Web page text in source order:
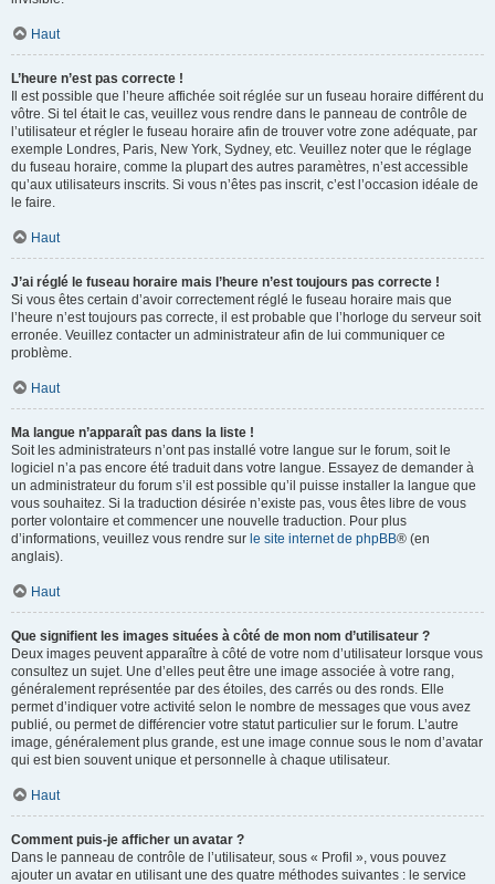
Haut
L’heure n’est pas correcte !
Il est possible que l’heure affichée soit réglée sur un fuseau horaire différent du
vôtre. Si tel était le cas, veuillez vous rendre dans le panneau de contrôle de
l’utilisateur et régler le fuseau horaire afin de trouver votre zone adéquate, par
exemple Londres, Paris, New York, Sydney, etc. Veuillez noter que le réglage
du fuseau horaire, comme la plupart des autres paramètres, n’est accessible
qu’aux utilisateurs inscrits. Si vous n’êtes pas inscrit, c’est l’occasion idéale de
le faire.
Haut
J’ai réglé le fuseau horaire mais l’heure n’est toujours pas correcte !
Si vous êtes certain d’avoir correctement réglé le fuseau horaire mais que
l’heure n’est toujours pas correcte, il est probable que l’horloge du serveur soit
erronée. Veuillez contacter un administrateur afin de lui communiquer ce
problème.
Haut
Ma langue n’apparaît pas dans la liste !
Soit les administrateurs n’ont pas installé votre langue sur le forum, soit le
logiciel n’a pas encore été traduit dans votre langue. Essayez de demander à
un administrateur du forum s’il est possible qu’il puisse installer la langue que
vous souhaitez. Si la traduction désirée n’existe pas, vous êtes libre de vous
porter volontaire et commencer une nouvelle traduction. Pour plus
d’informations, veuillez vous rendre sur le site internet de phpBB® (en
anglais).
Haut
Que signifient les images situées à côté de mon nom d’utilisateur ?
Deux images peuvent apparaître à côté de votre nom d’utilisateur lorsque vous
consultez un sujet. Une d’elles peut être une image associée à votre rang,
généralement représentée par des étoiles, des carrés ou des ronds. Elle
permet d’indiquer votre activité selon le nombre de messages que vous avez
publié, ou permet de différencier votre statut particulier sur le forum. L’autre
image, généralement plus grande, est une image connue sous le nom d’avatar
qui est bien souvent unique et personnelle à chaque utilisateur.
Haut
Comment puis-je afficher un avatar ?
Dans le panneau de contrôle de l’utilisateur, sous « Profil », vous pouvez
ajouter un avatar en utilisant une des quatre méthodes suivantes : le service